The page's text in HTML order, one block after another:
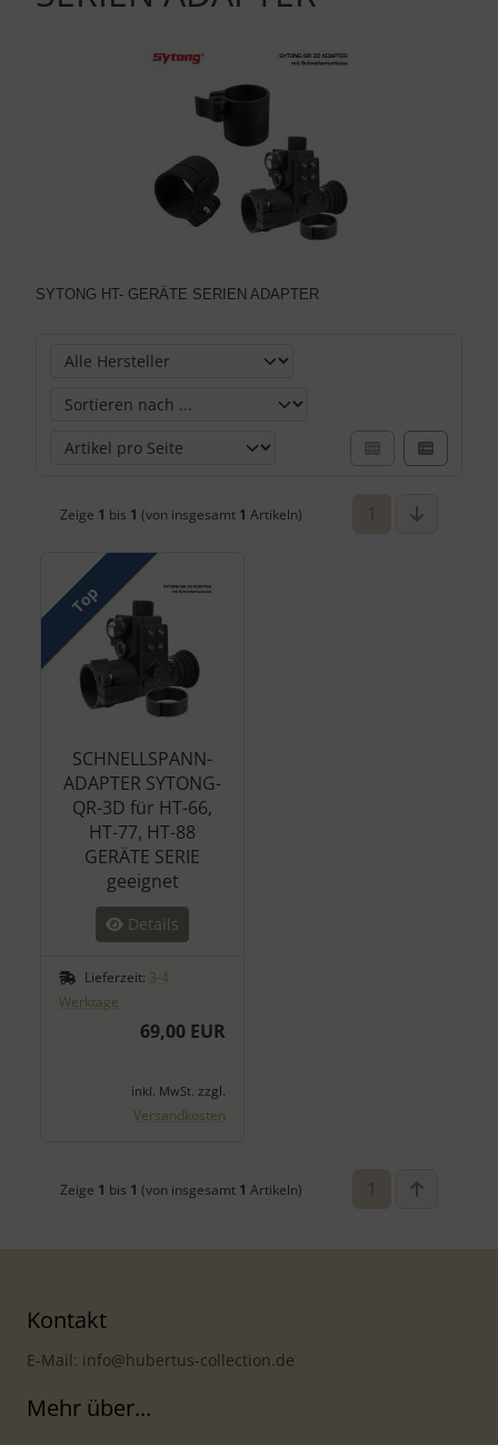
SYTONG HT- GERÄTE SERIEN ADAPTER
Zeige 1 bis 1 (von insgesamt 1 Artikeln)
Top
SCHNELLSPANN-
ADAPTER SYTONG-
QR-3D für HT-66,
HT-77, HT-88
GERÄTE SERIE
geeignet
Details
Lieferzeit: 3-4
Werktage
69,00 EUR
inkl. MwSt. zzgl.
Versandkosten
Zeige 1 bis 1 (von insgesamt 1 Artikeln)
Kontakt
E-Mail: info@hubertus-collection.de
Mehr über...